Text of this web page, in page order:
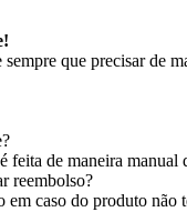
que precisar de
feita de maneira
reembolso?
caso do produto